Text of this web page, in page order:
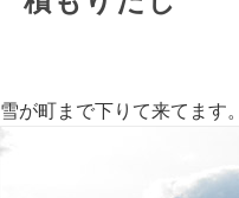
雪が町まで下りて来てます。